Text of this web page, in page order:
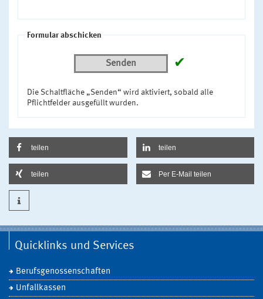
Formular abschicken
Senden ✔
Die Schaltfläche „Senden“ wird aktiviert, sobald alle
Pflichtfelder ausgefüllt wurden.
teilen teilen
teilen Per E-Mail teilen
Quicklinks und Services
Berufsgenossenschaften
Unfallkassen